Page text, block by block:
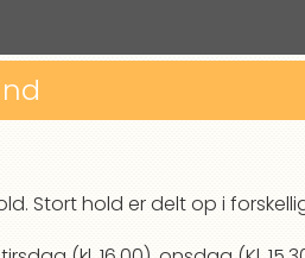
Stort hold er delt op i